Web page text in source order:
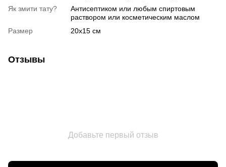
Як змити тату?
Антисептиком или любым спиртовым
раствором или косметическим маслом
Размер
20х15 см
Отзывы
Добавьте первый отзыв